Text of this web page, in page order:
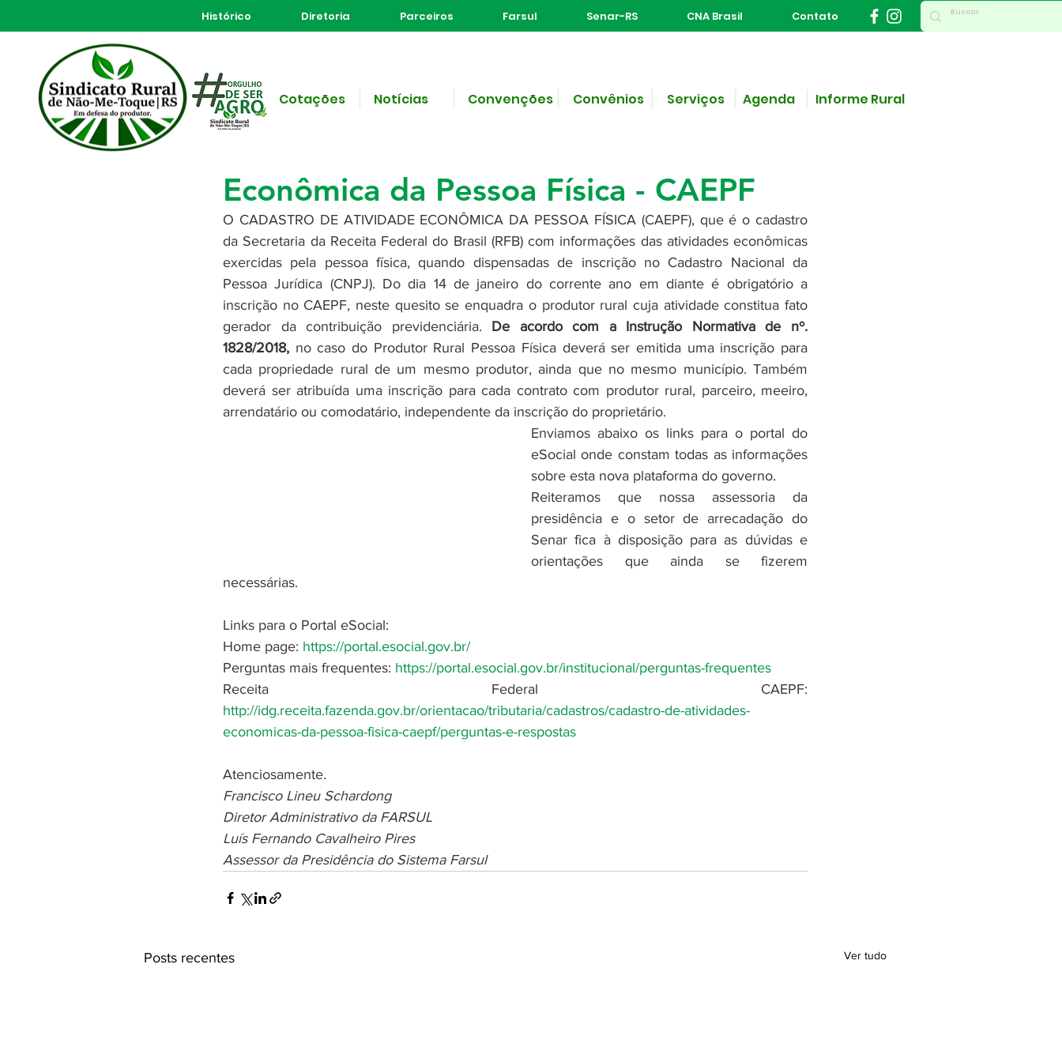
Histórico Diretoria Parceiros Farsul Senar-RS CNA Brasil Contato
Todos posts
Econômica da Pessoa Física - CAEPF
10 de jan. de 2019
O CADASTRO DE ATIVIDADE ECONÔMICA DA PESSOA FÍSICA (CAEPF), que é o cadastro
da Secretaria da Receita Federal do Brasil (RFB) com informações das atividades econômicas
exercidas pela pessoa física, quando dispensadas de inscrição no Cadastro Nacional da
Pessoa Jurídica (CNPJ). Do dia 14 de janeiro do corrente ano em diante é obrigatório a
inscrição no CAEPF, neste quesito se enquadra o produtor rural cuja atividade constitua fato
gerador da contribuição previdenciária. De acordo com a Instrução Normativa de nº.
1828/2018, no caso do Produtor Rural Pessoa Física deverá ser emitida uma inscrição para
cada propriedade rural de um mesmo produtor, ainda que no mesmo município. Também
deverá ser atribuída uma inscrição para cada contrato com produtor rural, parceiro, meeiro,
arrendatário ou comodatário, independente da inscrição do proprietário.
Enviamos abaixo os links para o portal do
eSocial onde constam todas as informações
sobre esta nova plataforma do governo.
Reiteramos que nossa assessoria da
presidência e o setor de arrecadação do
Senar fica à disposição para as dúvidas e
orientações que ainda se fizerem
necessárias.
Links para o Portal eSocial:
Home page: https://portal.esocial.gov.br/
Perguntas mais frequentes: https://portal.esocial.gov.br/institucional/perguntas-frequentes
http://idg.receita.fazenda.gov.br/orientacao/tributaria/cadastros/cadastro-de-atividades-
economicas-da-pessoa-fisica-caepf/perguntas-e-respostas
Atenciosamente.
Francisco Lineu Schardong
Diretor Administrativo da FARSUL
Luís Fernando Cavalheiro Pires
Assessor da Presidência do Sistema Farsul
Posts recentes Ver tudo
Cotações Notícias Convenções Convênios Serviços Agenda Informe Rural